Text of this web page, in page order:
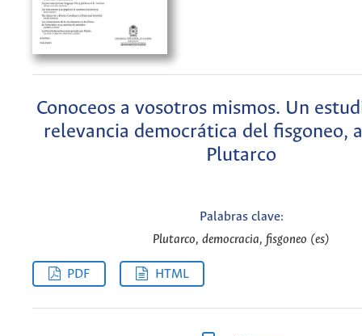
Conoceos a vosotros mismos. Un
relevancia democrática del fisgoneo,
Plutarco
Palabras clave:
Plutarco, democracia, fisgoneo (es)
PDF HTML